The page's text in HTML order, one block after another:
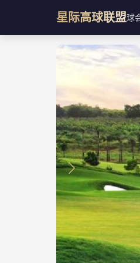
星际高球联盟球